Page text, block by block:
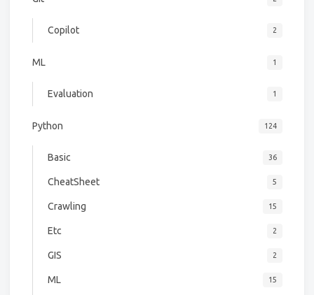
Copilot 2
ML 1
Evaluation 1
Python 124
Basic 36
CheatSheet 5
Crawling 15
Etc 2
GIS 2
ML 15